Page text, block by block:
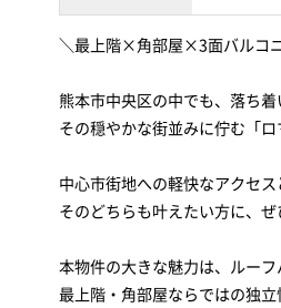
＼最上階×角部屋×3面バルコ
熊本市中央区の中でも、落ち着
その穏やかな街並みに佇む「
中心市街地への軽快なアクセス
そのどちらも叶えたい方に、ぜ
本物件の大きな魅力は、ルーフ
最上階・角部屋ならではの独